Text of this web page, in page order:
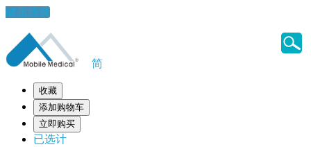
健康錦囊
简
收藏
添加购物车
立即购买
已选计